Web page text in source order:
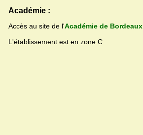
Académie :
Accès au site de l'Académie de Bordeaux
L'établissement est en zone C